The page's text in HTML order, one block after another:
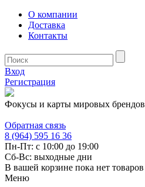
О компании
Доставка
Контакты
Вход
Регистрация
Фокусы и карты мировых брендов
Обратная связь
8 (964) 595 16 36
Пн-Пт: с 10:00 до 19:00
Сб-Вс: выходные дни
В вашей корзине пока нет товаров
Меню